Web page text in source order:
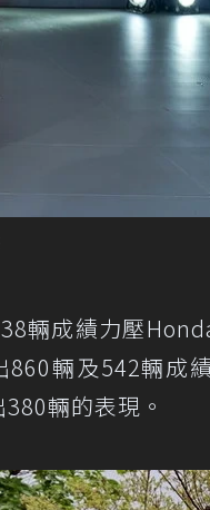
輛成績力壓
860輛及542輛成
輛的表現。